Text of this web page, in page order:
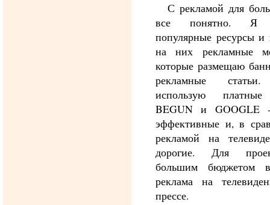
С рекламой для
все понятно. Я
популярные ресурсы и
на них рекламные
которые размещаю
рекламные
использую платные
BEGUN и GOOGLE
эффективные и, в
рекламой на
дорогие. Для
большим бюджетом
реклама на
прессе.